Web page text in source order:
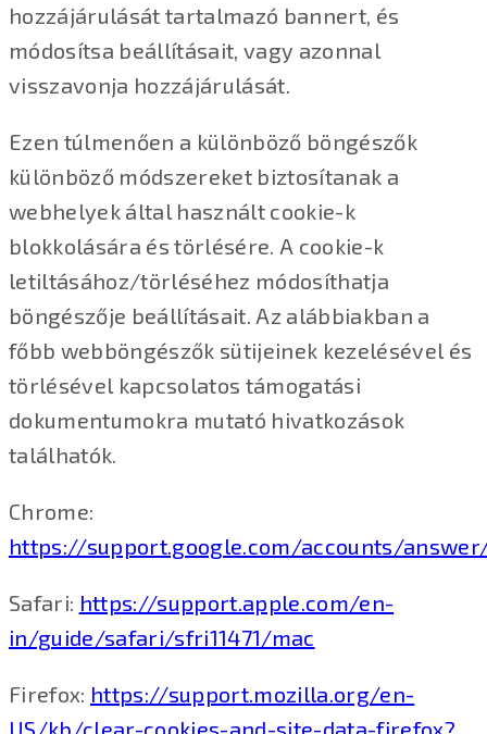
hozzájárulását tartalmazó bannert, és
módosítsa beállításait, vagy azonnal
visszavonja hozzájárulását.
Ezen túlmenően a különböző böngészők
különböző módszereket biztosítanak a
webhelyek által használt cookie-k
blokkolására és törlésére. A cookie-k
letiltásához/törléséhez módosíthatja
böngészője beállításait. Az alábbiakban a
főbb webböngészők sütijeinek kezelésével és
törlésével kapcsolatos támogatási
dokumentumokra mutató hivatkozások
találhatók.
Chrome:
https://support.google.com/accounts/
Safari: https://support.apple.com/en-
in/guide/safari/sfri11471/mac
Firefox: https://support.mozilla.org/en-
US/kb/clear-cookies-and-site-data-firefox?